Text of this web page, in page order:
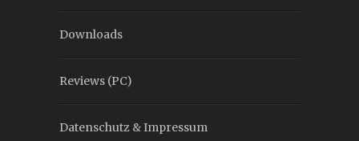
Downloads
Reviews (PC)
Datenschutz & Impressum